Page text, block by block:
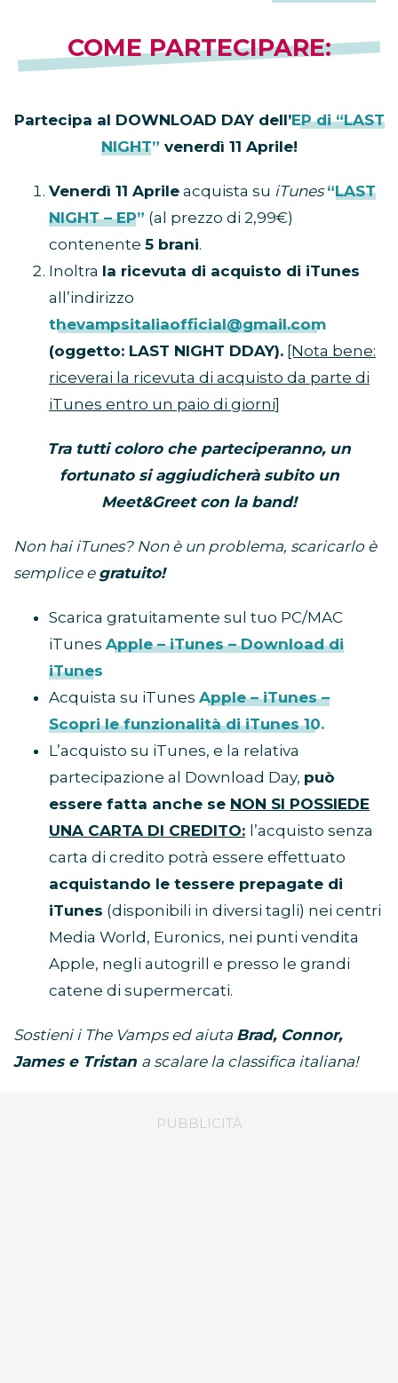
COME PARTECIPARE:
Partecipa al DOWNLOAD DAY dell’EP di “LAST
NIGHT” venerdì 11 Aprile!
Venerdì 11 Aprile acquista su iTunes “LAST
NIGHT – EP” (al prezzo di 2,99€)
contenente 5 brani.
Inoltra la ricevuta di acquisto di iTunes
all’indirizzo
thevampsitaliaofficial@gmail.com
(oggetto: LAST NIGHT DDAY). [Nota bene:
riceverai la ricevuta di acquisto da parte di
iTunes entro un paio di giorni]
Tra tutti coloro che parteciperanno, un
fortunato si aggiudicherà subito un
Meet&Greet con la band!
Non hai iTunes? Non è un problema, scaricarlo è
semplice e gratuito!
Scarica gratuitamente sul tuo PC/MAC
iTunes Apple – iTunes – Download di
iTunes
Acquista su iTunes Apple – iTunes –
Scopri le funzionalità di iTunes 10.
L’acquisto su iTunes, e la relativa
partecipazione al Download Day, può
essere fatta anche se NON SI POSSIEDE
UNA CARTA DI CREDITO: l’acquisto senza
carta di credito potrà essere effettuato
acquistando le tessere prepagate di
iTunes (disponibili in diversi tagli) nei centri
Media World, Euronics, nei punti vendita
Apple, negli autogrill e presso le grandi
catene di supermercati.
Sostieni i The Vamps ed aiuta Brad, Connor,
James e Tristan a scalare la classifica italiana!